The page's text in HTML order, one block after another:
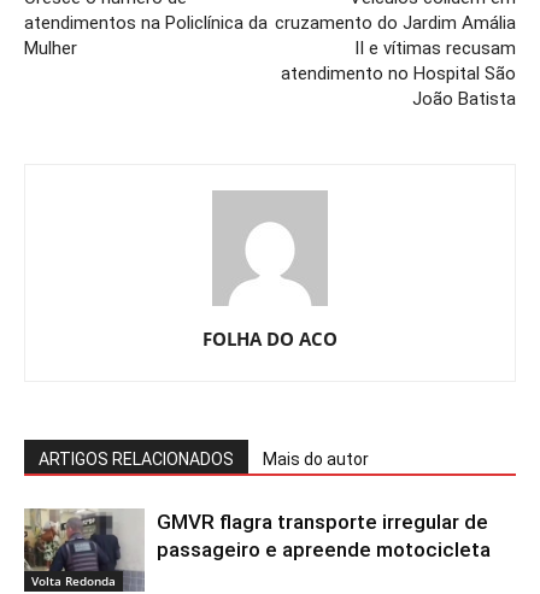
atendimentos na Policlínica da
Mulher
cruzamento do Jardim Amália
II e vítimas recusam
atendimento no Hospital São
João Batista
FOLHA DO ACO
ARTIGOS RELACIONADOS Mais do autor
Volta Redonda
GMVR flagra transporte irregular de
passageiro e apreende motocicleta